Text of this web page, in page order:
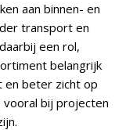
aan binnen- en
transport en
een rol,
belangrijk
en beter zicht op
vooral bij projecten